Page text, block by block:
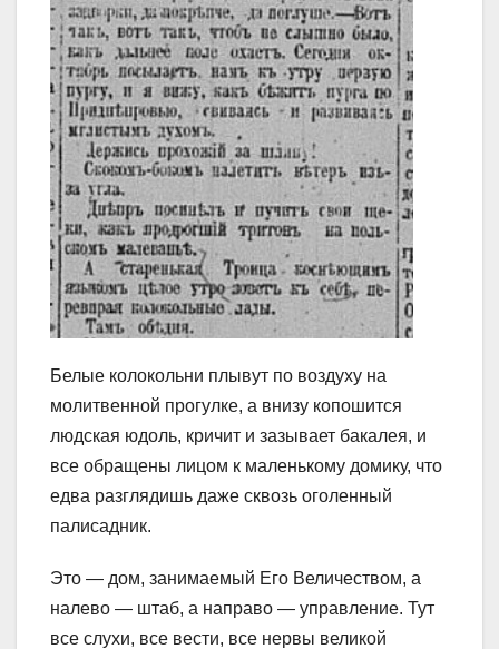
Белые колокольни плывут по воздуху на
молитвенной прогулке, а внизу копошится
людская юдоль, кричит и зазывает бакалея, и
все обращены лицом к маленькому домику, что
едва разглядишь даже сквозь оголенный
палисадник.
Это — дом, занимаемый Его Величеством, а
налево — штаб, а направо — управление. Тут
все слухи, все вести, все нервы великой